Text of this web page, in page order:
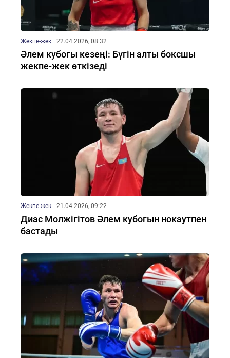
Жекпе-жек 22.04.2026, 08:32
Әлем кубогы кезеңі: Бүгін алты боксшы
жекпе-жек өткізеді
Жекпе-жек 21.04.2026, 09:22
Диас Молжігітов Әлем кубогын нокаутпен
бастады